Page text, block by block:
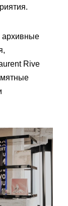
архивные
Rive